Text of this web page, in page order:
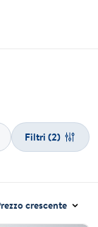
Filtri (2)
crescente